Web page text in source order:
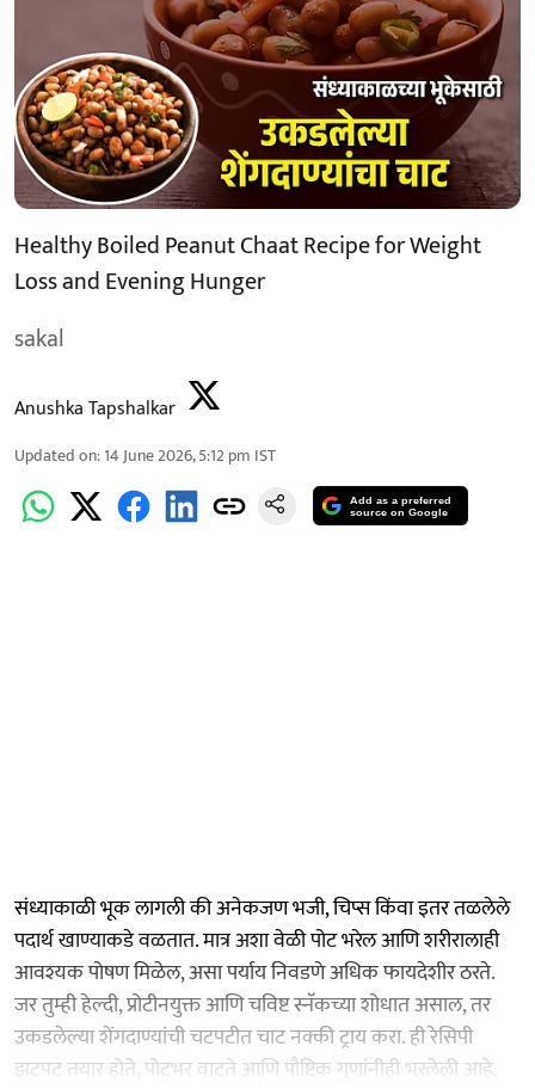
Healthy Boiled Peanut Chaat Recipe for Weight
Loss and Evening Hunger
sakal
Anushka Tapshalkar
Updated on:14 June 2026, 5:12 pm IST
Add as a preferred
source on Google
संध्याकाळी भूक लागली की अनेकजण भजी, चिप्स किंवा इतर तळलेले
पदार्थ खाण्याकडे वळतात. मात्र अशा वेळी पोट भरेल आणि शरीरालाही
आवश्यक पोषण मिळेल, असा पर्याय निवडणे अधिक फायदेशीर ठरते.
जर तुम्ही हेल्दी, प्रोटीनयुक्त आणि चविष्ट स्नॅकच्या शोधात असाल, तर
उकडलेल्या शेंगदाण्यांची चटपटीत चाट नक्की ट्राय करा. ही रेसिपी
झटपट तयार होते, पोटभर वाटते आणि पौष्टिक गुणांनीही भरलेली आहे.